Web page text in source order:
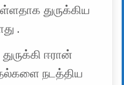
துருக்கிய
.
ஈரான்
நடத்திய